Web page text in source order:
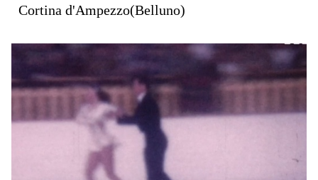
Cortina d'Ampezzo(Belluno)